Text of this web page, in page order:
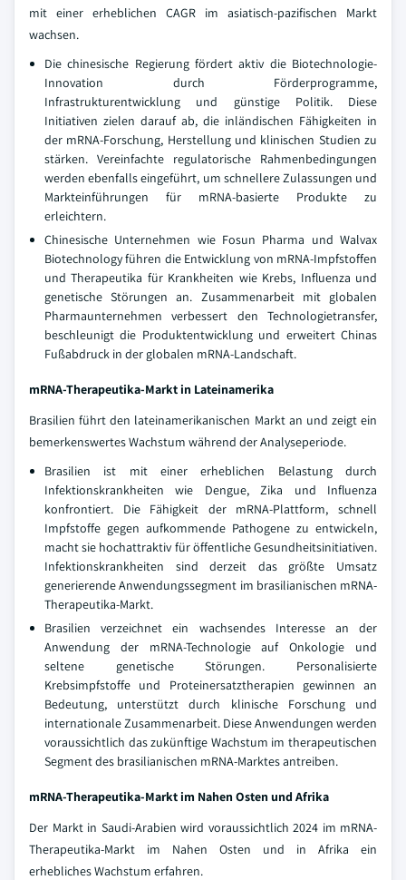
mit einer erheblichen CAGR im asiatisch-pazifischen Markt
wachsen.
Die chinesische Regierung fördert aktiv die Biotechnologie-
Innovation durch Förderprogramme,
Infrastrukturentwicklung und günstige Politik. Diese
Initiativen zielen darauf ab, die inländischen Fähigkeiten in
der mRNA-Forschung, Herstellung und klinischen Studien zu
stärken. Vereinfachte regulatorische Rahmenbedingungen
werden ebenfalls eingeführt, um schnellere Zulassungen und
Markteinführungen für mRNA-basierte Produkte zu
erleichtern.
Chinesische Unternehmen wie Fosun Pharma und Walvax
Biotechnology führen die Entwicklung von mRNA-Impfstoffen
und Therapeutika für Krankheiten wie Krebs, Influenza und
genetische Störungen an. Zusammenarbeit mit globalen
Pharmaunternehmen verbessert den Technologietransfer,
beschleunigt die Produktentwicklung und erweitert Chinas
Fußabdruck in der globalen mRNA-Landschaft.
mRNA-Therapeutika-Markt in Lateinamerika
Brasilien führt den lateinamerikanischen Markt an und zeigt ein
bemerkenswertes Wachstum während der Analyseperiode.
Brasilien ist mit einer erheblichen Belastung durch
Infektionskrankheiten wie Dengue, Zika und Influenza
konfrontiert. Die Fähigkeit der mRNA-Plattform, schnell
Impfstoffe gegen aufkommende Pathogene zu entwickeln,
macht sie hochattraktiv für öffentliche Gesundheitsinitiativen.
Infektionskrankheiten sind derzeit das größte Umsatz
generierende Anwendungssegment im brasilianischen mRNA-
Therapeutika-Markt.
Brasilien verzeichnet ein wachsendes Interesse an der
Anwendung der mRNA-Technologie auf Onkologie und
seltene genetische Störungen. Personalisierte
Krebsimpfstoffe und Proteinersatztherapien gewinnen an
Bedeutung, unterstützt durch klinische Forschung und
internationale Zusammenarbeit. Diese Anwendungen werden
voraussichtlich das zukünftige Wachstum im therapeutischen
Segment des brasilianischen mRNA-Marktes antreiben.
mRNA-Therapeutika-Markt im Nahen Osten und Afrika
Der Markt in Saudi-Arabien wird voraussichtlich 2024 im mRNA-
Therapeutika-Markt im Nahen Osten und in Afrika ein
erhebliches Wachstum erfahren.